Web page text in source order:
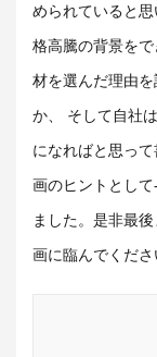
められていると
格高騰の背景を
材を選んだ理由
か、 そして自社
になればと思っ
画のヒントとし
ました。是非最
画に臨んでくださ